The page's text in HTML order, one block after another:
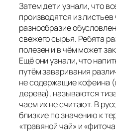
Затем дети узнали, что
производятся из листьев
разнообразие
свежего сырья. Ребята
полезен и в чём может
Ещё они узнали, что
путём заваривания
не содержащие кофеина
дерева), называются
чаем их не считают. В
близкие по значению к
«травяной чай» и